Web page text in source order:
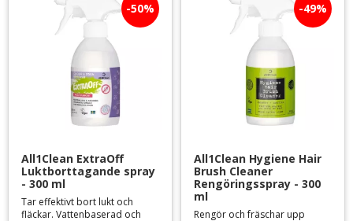
All1Clean ExtraOff
Luktborttagande spray
- 300 ml
Tar effektivt bort lukt och
fläckar. Vattenbaserad och
50%
All1Clean Hygiene Hair
Brush Cleaner
Rengöringsspray - 300
ml
Rengör och fräschar upp
49%